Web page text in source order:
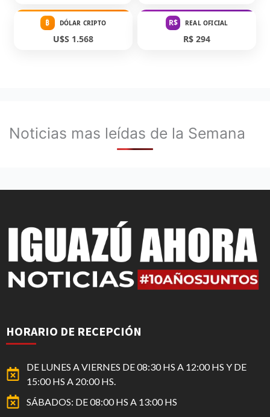
₿ DÓLAR CRIPTO
U$S 1.568
R$ REAL OFICIAL
R$ 294
Noticias mas leídas de la Semana
HORARIO DE RECEPCIÓN
DE LUNES A VIERNES DE 08:30 HS A 12:00 HS Y DE
15:00 HS A 20:00 HS.
SÁBADOS: DE 08:00 HS A 13:00 HS